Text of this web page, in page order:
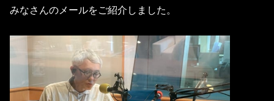
みなさんのメールをご紹介しました。